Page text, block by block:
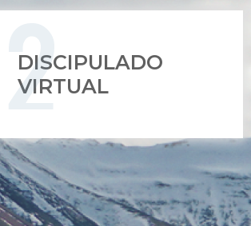
DISCIPULADO
VIRTUAL